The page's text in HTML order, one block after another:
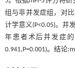
组与非并发症组，对
计学意义(P<0.05)。并
年患者术后并发症的
0.941,P=0.001)。结论